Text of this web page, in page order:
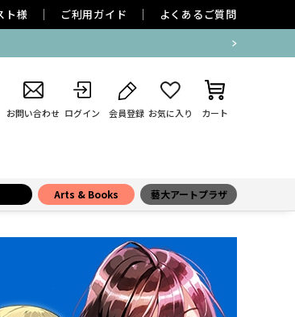
ト様 ご利用ガイド よくあるご質問
お問い合わせ ログイン 会員登録 お気に入り カート
Arts & Books 藝大アートプラザ